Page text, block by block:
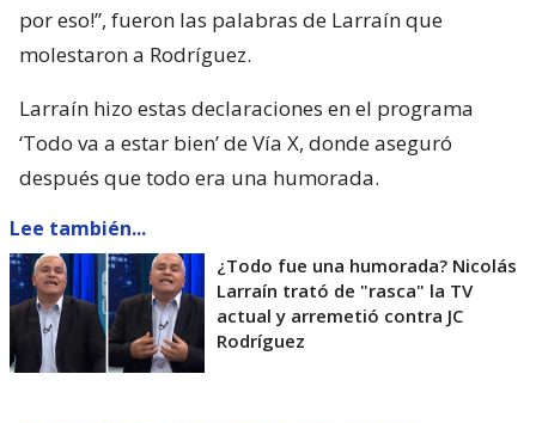
por eso!”, fueron las palabras de Larraín que
molestaron a Rodríguez.
Larraín hizo estas declaraciones en el programa
‘Todo va a estar bien’ de Vía X, donde aseguró
después que todo era una humorada.
Lee también...
¿Todo fue una humorada? Nicolás
Larraín trató de "rasca" la TV
actual y arremetió contra JC
Rodríguez